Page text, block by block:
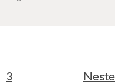
3 Neste